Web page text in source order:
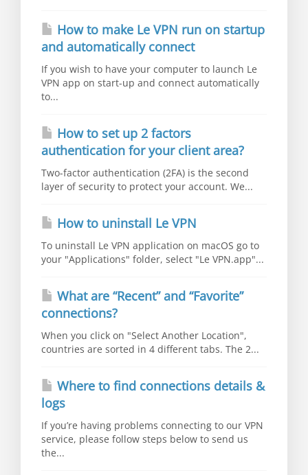
How to make Le VPN run on startup
and automatically connect
If you wish to have your computer to launch Le
VPN app on start-up and connect automatically
to...
How to set up 2 factors
authentication for your client area?
Two-factor authentication (2FA) is the second
layer of security to protect your account. We...
How to uninstall Le VPN
To uninstall Le VPN application on macOS go to
your "Applications" folder, select "Le VPN.app"...
What are “Recent” and “Favorite”
connections?
When you click on "Select Another Location",
countries are sorted in 4 different tabs. The 2...
Where to find connections details &
logs
If you’re having problems connecting to our VPN
service, please follow steps below to send us
the...